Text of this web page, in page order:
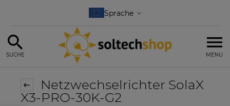
MENU
SUCHE
Netzwechselrichter SolaX
X3-PRO-30K-G2